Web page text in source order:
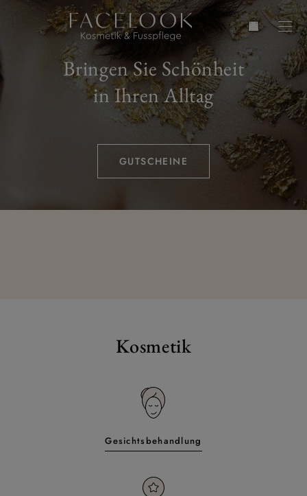
Bringen Sie Schönheit
in Ihren Alltag
GUTSCHEINE
Kosmetik
Gesichtsbehandlung